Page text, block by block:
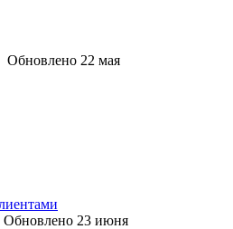
Обновлено 22 мая
Обновлено 23 июня